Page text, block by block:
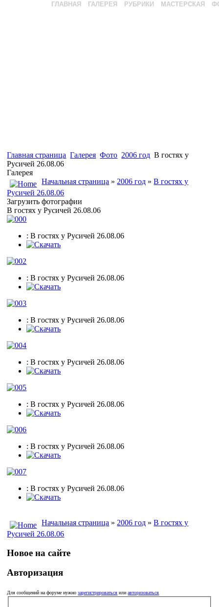
ГЛАВНАЯ ГАЛЕРЕЯ РУБРИКИ МАСТЕРСКАЯ
Главная страница Галерея Фото 2006 год В гостях у
Русичей 26.08.06
Галерея
Начальная страница » 2006 год »В гостях у
Русичей 26.08.06
Загрузить фотографии
В гостях у Русичей 26.08.06
: В гостях у Русичей 26.08.06
: В гостях у Русичей 26.08.06
: В гостях у Русичей 26.08.06
: В гостях у Русичей 26.08.06
: В гостях у Русичей 26.08.06
: В гостях у Русичей 26.08.06
: В гостях у Русичей 26.08.06
Начальная страница » 2006 год »В гостях у
Русичей 26.08.06
Новое на сайте
Авторизация
Для сообщений на форуме нужнозарегистрироваться илиавторизоваться